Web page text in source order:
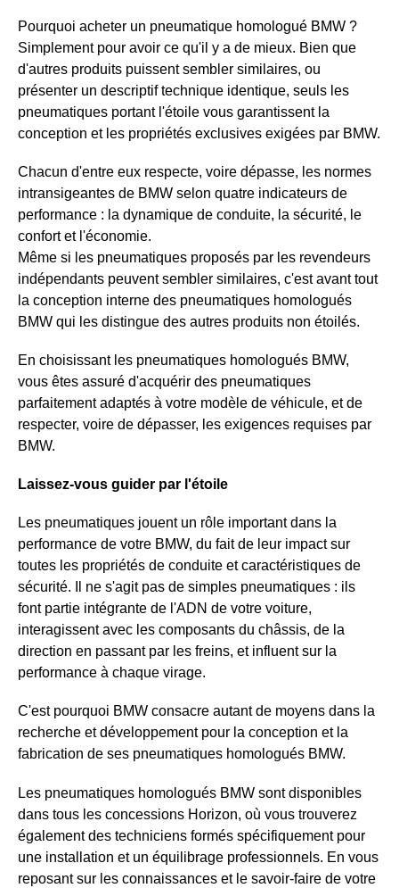
Pourquoi acheter un pneumatique homologué BMW ?
Simplement pour avoir ce qu'il y a de mieux. Bien que
d'autres produits puissent sembler similaires, ou
présenter un descriptif technique identique, seuls les
pneumatiques portant l'étoile vous garantissent la
conception et les propriétés exclusives exigées par BMW.
Chacun d'entre eux respecte, voire dépasse, les normes
intransigeantes de BMW selon quatre indicateurs de
performance : la dynamique de conduite, la sécurité, le
confort et l'économie.
Même si les pneumatiques proposés par les revendeurs
indépendants peuvent sembler similaires, c'est avant tout
la conception interne des pneumatiques homologués
BMW qui les distingue des autres produits non étoilés.
En choisissant les pneumatiques homologués BMW,
vous êtes assuré d'acquérir des pneumatiques
parfaitement adaptés à votre modèle de véhicule, et de
respecter, voire de dépasser, les exigences requises par
BMW.
Laissez-vous guider par l'étoile
Les pneumatiques jouent un rôle important dans la
performance de votre BMW, du fait de leur impact sur
toutes les propriétés de conduite et caractéristiques de
sécurité. Il ne s'agit pas de simples pneumatiques : ils
font partie intégrante de l'ADN de votre voiture,
interagissent avec les composants du châssis, de la
direction en passant par les freins, et influent sur la
performance à chaque virage.
C'est pourquoi BMW consacre autant de moyens dans la
recherche et développement pour la conception et la
fabrication de ses pneumatiques homologués BMW.
Les pneumatiques homologués BMW sont disponibles
dans tous les concessions Horizon, où vous trouverez
également des techniciens formés spécifiquement pour
une installation et un équilibrage professionnels. En vous
reposant sur les connaissances et le savoir-faire de votre